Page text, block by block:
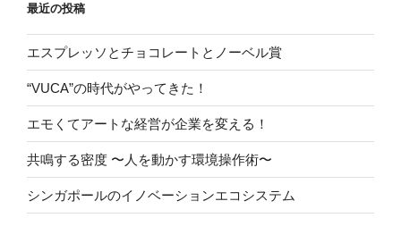
最近の投稿
エスプレッソとチョコレートとノーベル賞
“VUCA”の時代がやってきた！
エモくてアートな経営が企業を変える！
共鳴する密度 〜人を動かす環境操作術〜
シンガポールのイノベーションエコシステム